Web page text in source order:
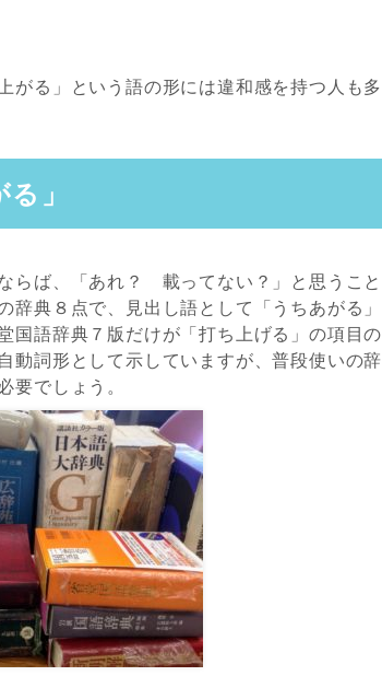
がる」という語の形には違和感を持つ人も多
」
らば、「あれ？ 載ってない？」と思うこと
典８点で、見出し語として「うちあがる」
国語辞典７版だけが「打ち上げる」の項目の
動詞形として示していますが、普段使いの辞
でしょう。